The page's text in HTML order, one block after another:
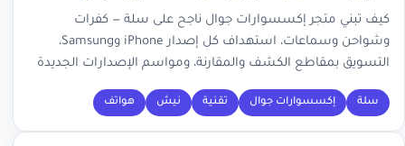
كيف تبني متجر إكسسوارات جوال ناجح على سلة — كفرات
وشواحن وسماعات، استهداف كل إصدار iPhone وSamsung،
التسويق بمقاطع الكشف والمقارنة، ومواسم الإصدارات الجديدة
سلة إكسسوارات جوال تقنية نيش هواتف